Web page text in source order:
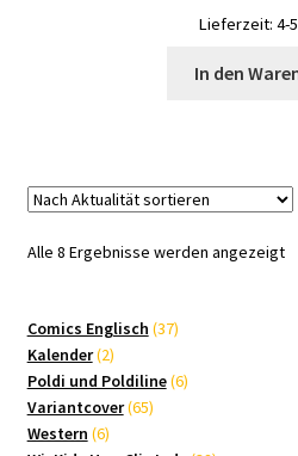
Lieferzeit: 4-
In den
Alle 8 Ergebnisse werden angezeigt
Comics Englisch 3737
Kalender 22
Produkte
Poldi und Poldiline 66
Variantcover 6565
Western 66